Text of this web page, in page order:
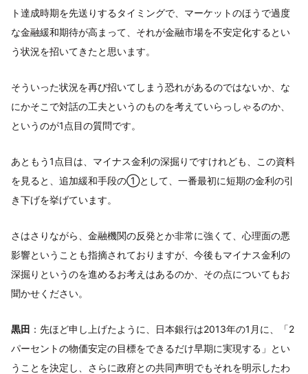
ト達成時期を先送りするタイミングで、マーケットのほうで過度
な金融緩和期待が高まって、それが金融市場を不安定化するとい
う状況を招いてきたと思います。
そういった状況を再び招いてしまう恐れがあるのではないか、な
にかそこで対話の工夫というのものを考えていらっしゃるのか、
というのが1点目の質問です。
あともう1点目は、マイナス金利の深掘りですけれども、この資料
を見ると、追加緩和手段の①として、一番最初に短期の金利の引
き下げを挙げています。
さはさりながら、金融機関の反発とか非常に強くて、心理面の悪
影響ということも指摘されておりますが、今後もマイナス金利の
深掘りというのを進めるお考えはあるのか、その点についてもお
聞かせください。
黒田 ：先ほど申し上げたように、日本銀行は2013年の1月に、「2
パーセントの物価安定の目標をできるだけ早期に実現する」とい
うことを決定し、さらに政府との共同声明でもそれを明示したわ